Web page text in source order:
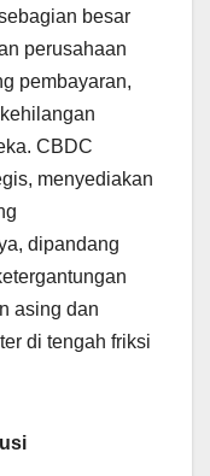
besar
perusahaan
pembayaran,
CBDC
menyediakan
dipandang
asing dan
di tengah friksi